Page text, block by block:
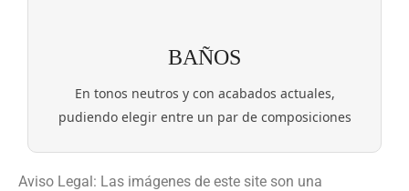
BAÑOS
En tonos neutros y con acabados actuales,
pudiendo elegir entre un par de composiciones
Aviso Legal: Las imágenes de este site son una